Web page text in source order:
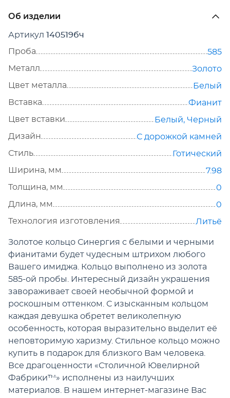
Об изделии
Артикул 140519бч
Проба
585
Металл
Золото
Цвет металла
Белый
Вставка
Фианит
Цвет вставки
Белый, Черный
Дизайн
С дорожкой камней
Стиль
Готический
Ширина, мм
7.98
Толщина, мм
0
Длина, мм
0
Технология изготовления
Литьё
Золотое кольцо Синергия с белыми и черными
фианитами будет чудесным штрихом любого
Вашего имиджа. Кольцо выполнено из золота
585-ой пробы. Интересный дизайн украшения
завораживает своей необычной формой и
роскошным оттенком. С изысканным кольцом
каждая девушка обретет великолепную
особенность, которая выразительно выделит её
неповторимую харизму. Стильное кольцо можно
купить в подарок для близкого Вам человека.
Все драгоценности «Столичной Ювелирной
Фабрики™» исполнены из наилучших
материалов. В нашем интернет-магазине Вас